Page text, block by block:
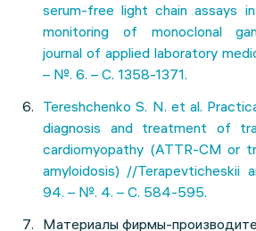
serum-free light chain assays
monitoring of monoclonal
journal of applied laboratory
– №. 6. – С. 1358-1371.
Tereshchenko S. N. et al.
diagnosis and treatment of
cardiomyopathy (ATTR-CM or
amyloidosis) //Terapevticheskii
94. – №. 4. – С. 584-595.
Материалы фирмы-